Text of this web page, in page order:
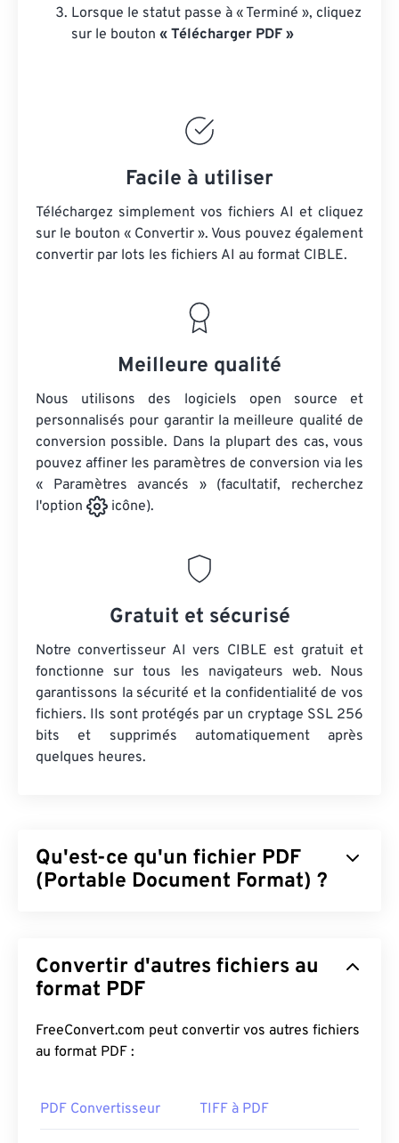
Lorsque le statut passe à « Terminé », cliquez
sur le bouton « Télécharger PDF »
Facile à utiliser
Téléchargez simplement vos fichiers AI et cliquez
sur le bouton « Convertir ». Vous pouvez également
convertir par lots les fichiers AI au format CIBLE.
Meilleure qualité
Nous utilisons des logiciels open source et
personnalisés pour garantir la meilleure qualité de
conversion possible. Dans la plupart des cas, vous
pouvez affiner les paramètres de conversion via les
« Paramètres avancés » (facultatif, recherchez
l'option
icône).
Gratuit et sécurisé
Notre convertisseur AI vers CIBLE est gratuit et
fonctionne sur tous les navigateurs web. Nous
garantissons la sécurité et la confidentialité de vos
fichiers. Ils sont protégés par un cryptage SSL 256
bits et supprimés automatiquement après
quelques heures.
Qu'est-ce qu'un fichier PDF
(Portable Document Format) ?
caractéristiques des documents texte et des
images graphiques, ce qui en fait l'un des formats
réside dans sa capacité à préserver la mise en
forme originale des documents. Les fichiers PDF
Convertir d'autres fichiers au
format PDF
FreeConvert.com peut convertir vos autres fichiers
au format PDF :
PDF Convertisseur TIFF à PDF